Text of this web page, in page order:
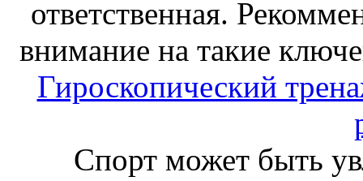
ответственная.
внимание на такие
Гироскопический
Спорт может быть